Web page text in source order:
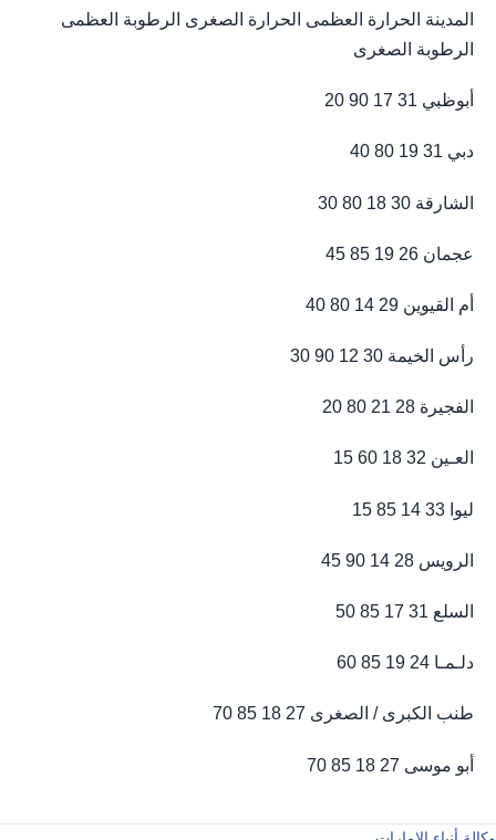
المدينة الحرارة العظمى الحرارة الصغرى الرطوبة العظمى
الرطوبة الصغرى
أبوظبي 31 17 90 20
دبي 31 19 80 40
الشارقة 30 18 80 30
عجمان 26 19 85 45
أم القيوين 29 14 80 40
رأس الخيمة 30 12 90 30
الفجيرة 28 21 80 20
العـين 32 18 60 15
ليوا 33 14 85 15
الرويس 28 14 90 45
السلع 31 17 85 50
دلـمـا 24 19 85 60
طنب الكبرى / الصغرى 27 18 85 70
أبو موسى 27 18 85 70